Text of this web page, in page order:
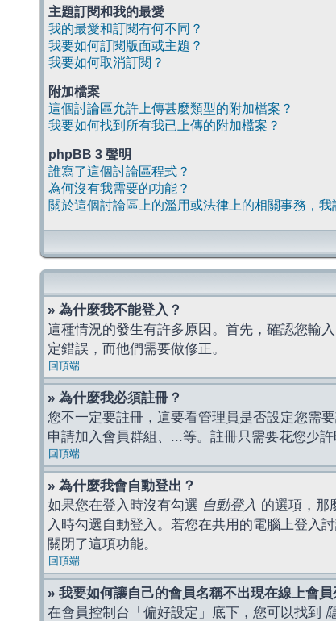
主題訂閱和我的最愛
我的最愛和訂閱有何不同？
我要如何訂閱版面或主題？
我要如何取消訂閱？
附加檔案
這個討論區允許上傳甚麼類型的附加檔案？
我要如何找到所有我已上傳的附加檔案？
phpBB 3 聲明
誰寫了這個討論區程式？
為何沒有我需要的功能？
關於這個討論區上的濫用或法律上的相關事務，我
» 為什麼我不能登入？
這種情況的發生有許多原因。首先，確認您輸
定錯誤，而他們需要做修正。
回頂端
» 為什麼我必須註冊？
您不一定要註冊，這要看管理員是否設定您需
申請加入會員群組、...等。註冊只需要花您少許
回頂端
» 為什麼我會自動登出？
如果您在登入時沒有勾選 自動登入 的選項，那
入時勾選自動登入。若您在共用的電腦上登入
關閉了這項功能。
回頂端
» 我要如何讓自己的會員名稱不出現在線上會員
在會員控制台「偏好設定」底下，您可以找到